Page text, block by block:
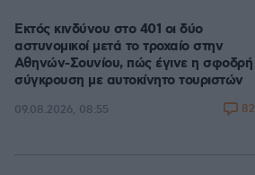
Εκτός κινδύνου στο 401 οι δύο
αστυνομικοί μετά το τροχαίο στην
Αθηνών-Σουνίου, πώς έγινε η σφοδρή
σύγκρουση με αυτοκίνητο τουριστών
09.08.2026, 08:55 82